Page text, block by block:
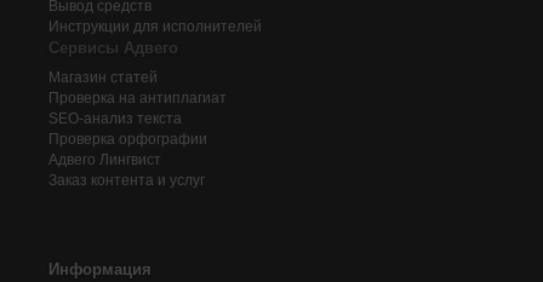
Вывод средств
Инструкции для исполнителей
Сервисы Адвего
Магазин статей
Проверка на антиплагиат
SEO-анализ текста
Проверка орфографии
Адвего Лингвист
Заказ контента и услуг
Информация